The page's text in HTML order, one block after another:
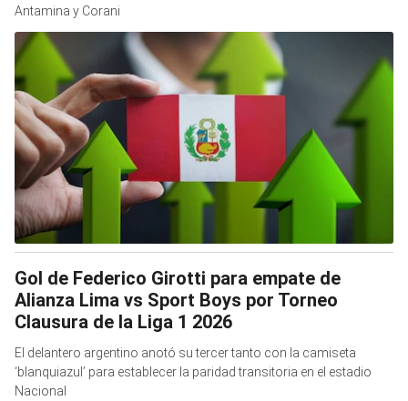
Antamina y Corani
Gol de Federico Girotti para empate de
Alianza Lima vs Sport Boys por Torneo
Clausura de la Liga 1 2026
El delantero argentino anotó su tercer tanto con la camiseta
‘blanquiazul’ para establecer la paridad transitoria en el estadio
Nacional